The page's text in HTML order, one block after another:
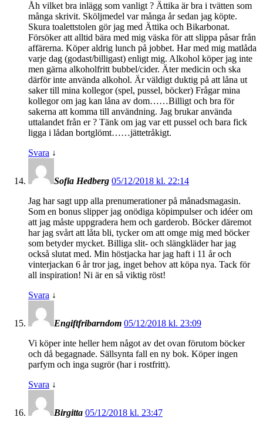
Åh vilket bra inlägg som vanligt ? Ättika är bra i tvätten som
många skrivit. Sköljmedel var många år sedan jag köpte.
Skura toalettstolen gör jag med Ättika och Bikarbonat.
Försöker att alltid bära med mig väska för att slippa påsar från
affärerna. Köper aldrig lunch på jobbet. Har med mig matlåda
varje dag (godast/billigast) enligt mig. Alkohol köper jag inte
men gärna alkoholfritt bubbel/cider. Äter medicin och ska
därför inte använda alkohol. Är väldigt duktig på att låna ut
saker till mina kollegor (spel, pussel, böcker) Frågar mina
kollegor om jag kan låna av dom……Billigt och bra för
sakerna att komma till användning. Jag brukar använda
uttalandet från er ? Tänk om jag var ett pussel och bara fick
ligga i lådan bortglömt……jättetråkigt.
Svara ↓
Sofia Hedberg 05/12/2018 kl. 22:14
Jag har sagt upp alla prenumerationer på månadsmagasin.
Som en bonus slipper jag onödiga köpimpulser och idéer om
att jag måste uppgradera hem och garderob. Böcker däremot
har jag svårt att låta bli, tycker om att omge mig med böcker
som betyder mycket. Billiga slit- och slängkläder har jag
också slutat med. Min höstjacka har jag haft i 11 år och
vinterjackan 6 år tror jag, inget behov att köpa nya. Tack för
all inspiration! Ni är en så viktig röst!
Svara ↓
Engiftfribarndom 05/12/2018 kl. 23:09
Vi köper inte heller hem något av det ovan förutom böcker
och då begagnade. Sällsynta fall en ny bok. Köper ingen
parfym och inga sugrör (har i rostfritt).
Svara ↓
Birgitta 05/12/2018 kl. 23:47